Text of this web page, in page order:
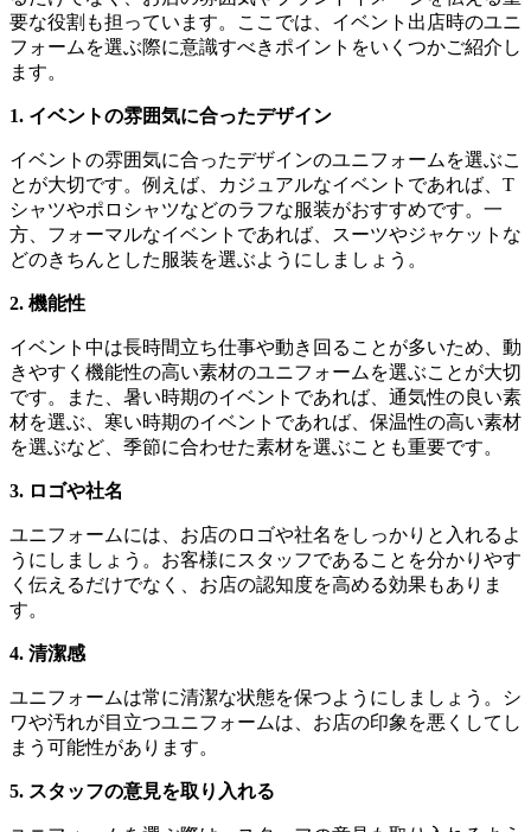
要な役割も担っています。ここでは、イベント出店時のユニ
フォームを選ぶ際に意識すべきポイントをいくつかご紹介し
ます。
1. イベントの雰囲気に合ったデザイン
イベントの雰囲気に合ったデザインのユニフォームを選ぶこ
とが大切です。例えば、カジュアルなイベントであれば、T
シャツやポロシャツなどのラフな服装がおすすめです。一
方、フォーマルなイベントであれば、スーツやジャケットな
どのきちんとした服装を選ぶようにしましょう。
2. 機能性
イベント中は長時間立ち仕事や動き回ることが多いため、動
きやすく機能性の高い素材のユニフォームを選ぶことが大切
です。また、暑い時期のイベントであれば、通気性の良い素
材を選ぶ、寒い時期のイベントであれば、保温性の高い素材
を選ぶなど、季節に合わせた素材を選ぶことも重要です。
3. ロゴや社名
ユニフォームには、お店のロゴや社名をしっかりと入れるよ
うにしましょう。お客様にスタッフであることを分かりやす
く伝えるだけでなく、お店の認知度を高める効果もありま
す。
4. 清潔感
ユニフォームは常に清潔な状態を保つようにしましょう。シ
ワや汚れが目立つユニフォームは、お店の印象を悪くしてし
まう可能性があります。
5. スタッフの意見を取り入れる